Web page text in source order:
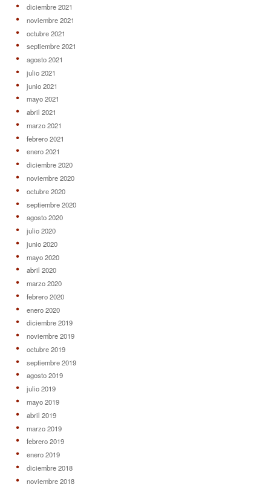
diciembre 2021
noviembre 2021
octubre 2021
septiembre 2021
agosto 2021
julio 2021
junio 2021
mayo 2021
abril 2021
marzo 2021
febrero 2021
enero 2021
diciembre 2020
noviembre 2020
octubre 2020
septiembre 2020
agosto 2020
julio 2020
junio 2020
mayo 2020
abril 2020
marzo 2020
febrero 2020
enero 2020
diciembre 2019
noviembre 2019
octubre 2019
septiembre 2019
agosto 2019
julio 2019
mayo 2019
abril 2019
marzo 2019
febrero 2019
enero 2019
diciembre 2018
noviembre 2018